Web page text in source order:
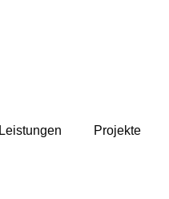
Leistungen Projekte